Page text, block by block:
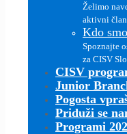
Želimo
aktivni
Kdo smo
Spoznajte
za CISV
CISV
Junior
Pogosta
Priduži se
Programi